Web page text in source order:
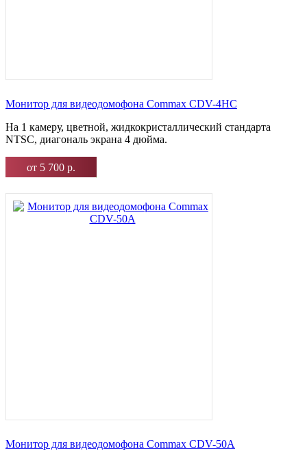
Монитор для видеодомофона Commax CDV-4HC
На 1 камеру, цветной, жидкокристаллический стандарта
NTSC, диагональ экрана 4 дюйма.
от 5 700 р.
Монитор для видеодомофона Commax CDV-50A